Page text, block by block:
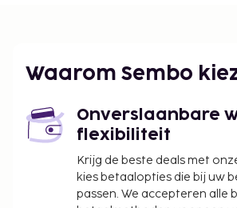
Ter plaatse heb je een beperkt
De volgende kosten dienen bij de
worden betaald. De kosten kunnen
toepasselijke belastingen zijn:
Bij de accommodatie wordt
Waarom Sembo
Onverslaanbare
flexibiliteit
Krijg de beste deals met
kies betaalopties die bij uw
passen. We accepteren alle